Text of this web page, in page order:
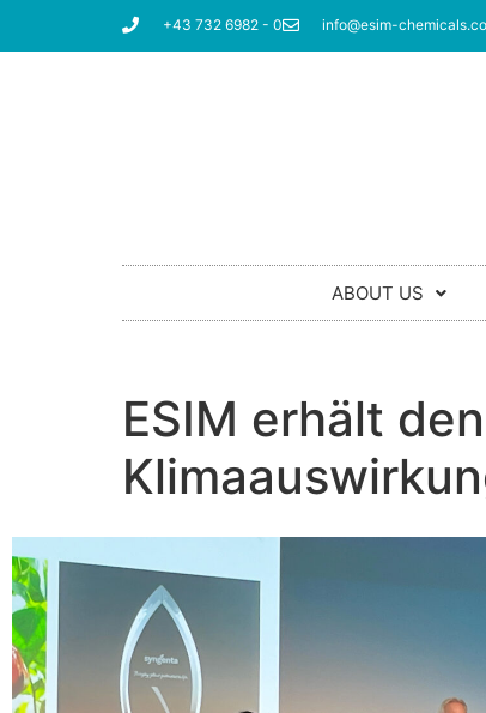
+43 732 6982 - 0 info@esim-
ABOUT US
ESIM erhält